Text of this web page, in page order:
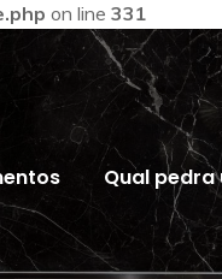
on line 331
Qual pedra